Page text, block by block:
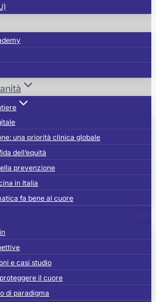
una priorità clinica globale
dell’equità
prevenzione
in Italia
fa bene al cuore
e casi studio
il cuore
di paradigma